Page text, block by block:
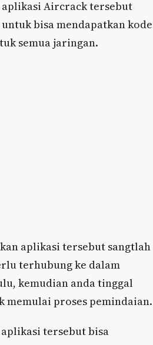
aplikasi Aircrack tersebut
bisa mendapatkan kode
semua jaringan.
aplikasi tersebut sangtlah
terhubung ke dalam
kemudian anda tinggal
memulai proses pemindaian.
tersebut bisa